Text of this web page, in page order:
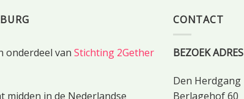
onderdeel van Stichting 2Gether
midden in de Nederlandse
CONTACT
BEZOEK ADRES
Den Herdgang
Berlagehof 60